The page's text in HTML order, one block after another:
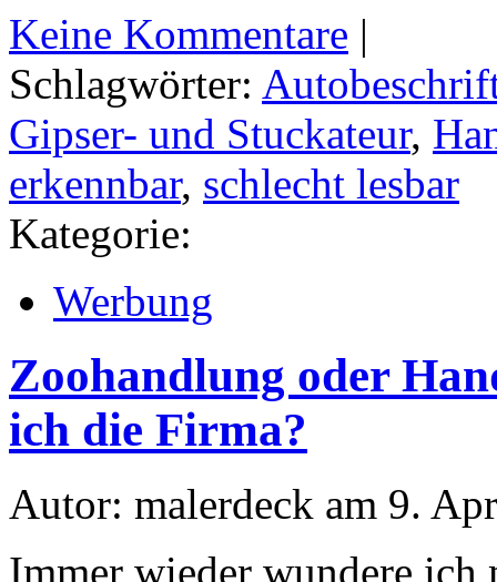
Keine Kommentare |
Schlagwörter:
Gipser- und Stuckateur,
erkennbar, schlecht lesbar
Kategorie:
Werbung
Zoohandlung oder
ich die Firma?
Autor: malerdeck am 9.
Immer wieder wundere ich